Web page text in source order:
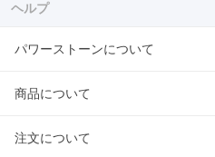
ヘルプ
パワーストーンについて
商品について
注文について